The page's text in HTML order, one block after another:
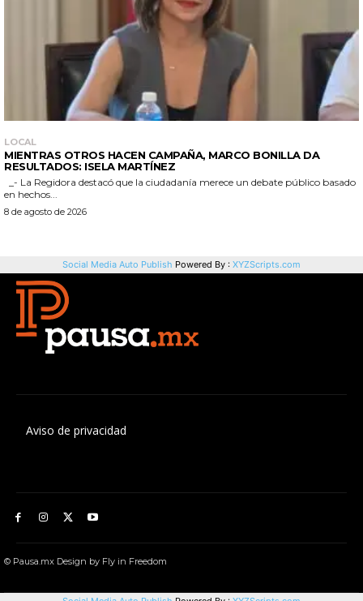
Aviso de privacidad
© Pausa.mx Design by Fly in Freedom